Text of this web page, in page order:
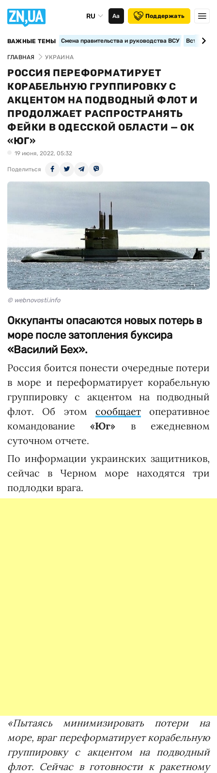
RU Аа Поддержать
ВАЖНЫЕ ТЕМЫ Смена правительства и руководства ВСУ
ГЛАВНАЯ УКРАИНА
РОССИЯ ПЕРЕФОРМАТИРУЕТ
КОРАБЕЛЬНУЮ ГРУППИРОВКУ С
АКЦЕНТОМ НА ПОДВОДНЫЙ ФЛОТ И
ПРОДОЛЖАЕТ РАСПРОСТРАНЯТЬ
ФЕЙКИ В ОДЕССКОЙ ОБЛАСТИ — ОК
«ЮГ»
19 июня, 2022, 05:32
Поделиться
© webnovosti.info
Оккупанты опасаются новых потерь в
море после затопления буксира
«Василий Бех».
Россия боится понести очередные потери
в море и переформатирует корабельную
группировку с акцентом на подводный
флот. Об этом сообщаетоперативное
командование«Юг» в ежедневном
суточном отчете.
По информации украинских защитников,
сейчас в Черном море находятся три
подлодки врага.
«Пытаясь минимизировать потери на
море, враг переформатирует корабельную
группировку с акцентом на подводный
флот. Сейчас в готовности к ракетному